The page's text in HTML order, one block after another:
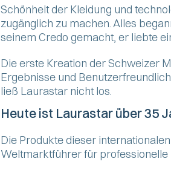
Schönheit der Kleidung und
zugänglich zu machen. Alles
seinem Credo gemacht, er liebte
Die erste Kreation der Schweizer
Ergebnisse und
ließ Laurastar nicht los.
Heute ist Laurastar über 35
Die Produkte dieser
Weltmarktführer für